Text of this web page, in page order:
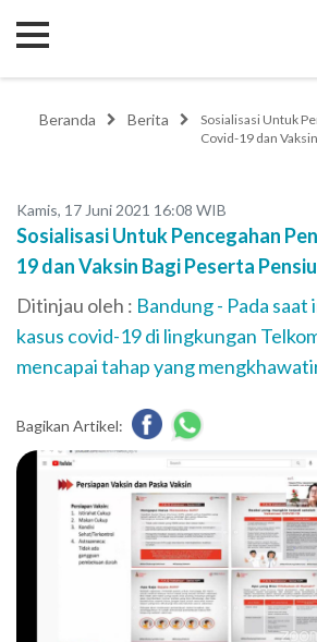
Beranda Berita
Sosialisasi Untuk
Covid-19 dan
Kamis, 17 Juni 2021 16:08 WIB
Sosialisasi Untuk Pencegahan
19 dan Vaksin Bagi Peserta
Ditinjau oleh : Bandung - Pada saat
kasus covid-19 di lingkungan
mencapai tahap yang
Bagikan Artikel: